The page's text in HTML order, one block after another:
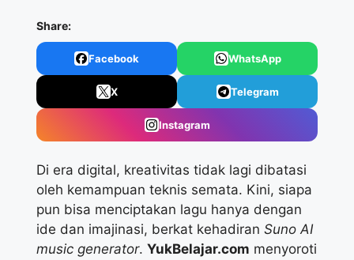
Share:
Facebook WhatsApp
X Telegram
Instagram
Di era digital, kreativitas tidak lagi dibatasi
oleh kemampuan teknis semata. Kini, siapa
pun bisa menciptakan lagu hanya dengan
ide dan imajinasi, berkat kehadiran Suno AI
music generator. YukBelajar.com menyoroti